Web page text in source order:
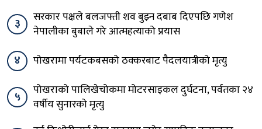
३
सरकार पक्षले बलजफ्ती शव बुझ्न दबाब दिएपछि गणेश
नेपालीका बुबाले गरे आत्महत्याको प्रयास
४
पोखरामा पर्यटकबसको ठक्करबाट पैदलयात्रीको मृत्यु
५
पोखराको पालिखेचोकमा मोटरसाइकल दुर्घटना, पर्वतका २४
वर्षीय सुनारको मृत्यु